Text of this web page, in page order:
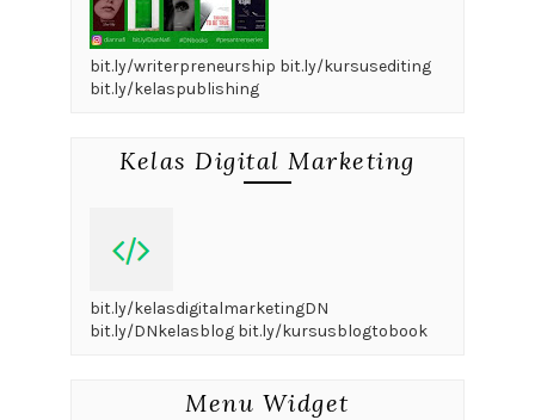
bit.ly/writerpreneurship bit.ly/kursusediting
bit.ly/kelaspublishing
Kelas Digital Marketing
bit.ly/kelasdigitalmarketingDN
bit.ly/DNkelasblog bit.ly/kursusblogtobook
Menu Widget